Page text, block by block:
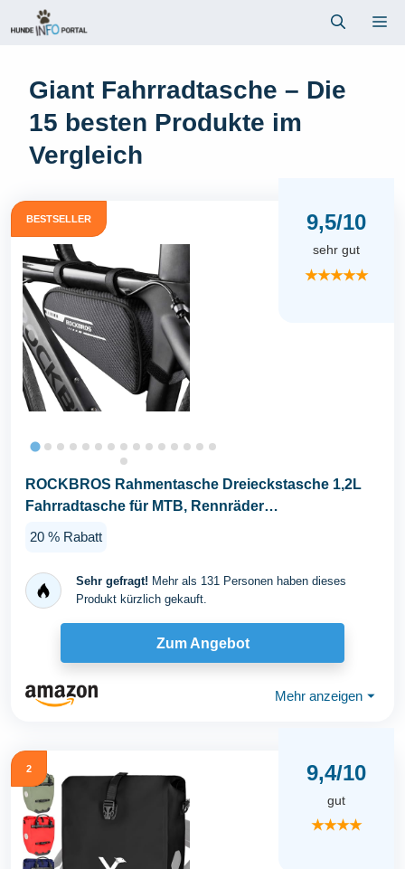
Inhalt
Giant Fahrradtasche – Die
15 besten Produkte im
Vergleich
BESTSELLER 9,5/10
sehr gut
★★★★★
ROCKBROS Rahmentasche Dreieckstasche 1,2L
Fahrradtasche für MTB, Rennräder
20 % Rabatt
Sehr gefragt! Mehr als 131 Personen haben dieses
Produkt kürzlich gekauft.
Zum Angebot
Mehr anzeigen ⏷
2 9,4/10
gut
★★★★